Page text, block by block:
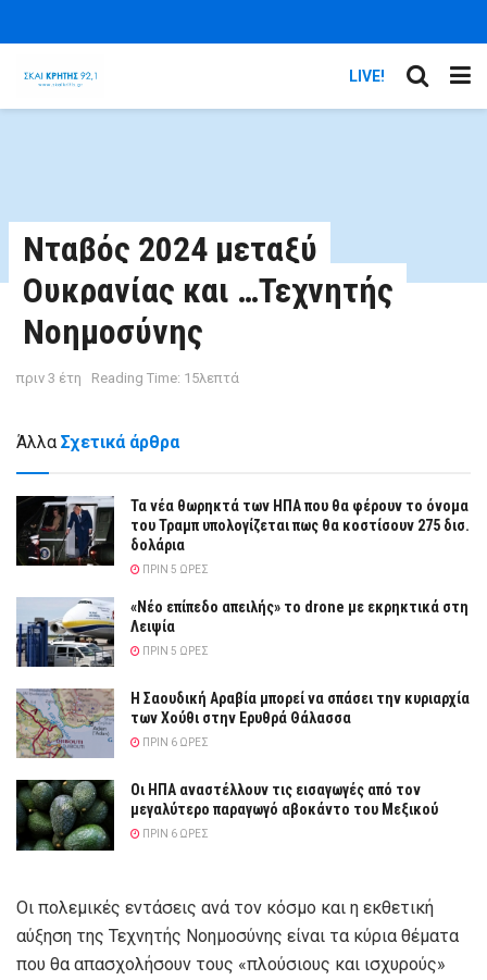
LIVE!
Νταβός 2024 μεταξύ
Ουκρανίας και …Τεχνητής
Νοημοσύνης
πριν 3 έτη Reading Time: 15λεπτά
Άλλα Σχετικά άρθρα
Τα νέα θωρηκτά των ΗΠΑ που θα φέρουν το όνομα
του Τραμπ υπολογίζεται πως θα κοστίσουν 275 δισ.
δολάρια
ΠΡΙΝ 5 ΏΡΕΣ
«Νέο επίπεδο απειλής» το drone με εκρηκτικά στη
Λειψία
ΠΡΙΝ 5 ΏΡΕΣ
Η Σαουδική Αραβία μπορεί να σπάσει την κυριαρχία
των Χούθι στην Ερυθρά Θάλασσα
ΠΡΙΝ 6 ΏΡΕΣ
Οι ΗΠΑ αναστέλλουν τις εισαγωγές από τον
μεγαλύτερο παραγωγό αβοκάντο του Μεξικού
ΠΡΙΝ 6 ΏΡΕΣ
Οι πολεμικές εντάσεις ανά τον κόσμο και η εκθετική
αύξηση της Τεχνητής Νοημοσύνης είναι τα κύρια θέματα
που θα απασχολήσουν τους «πλούσιους και ισχυρούς»